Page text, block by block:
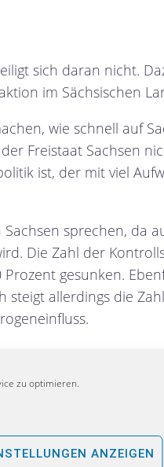
zu optimieren.
ANZEIGEN
sich daran nicht.
im Sächsischen
wie schnell auf
Freistaat Sachsen
ist, der mit viel
sprechen, da
Die Zahl der
gesunken.
steigt allerdings die
wir brauchen, ist
Kitas und ähnlichen